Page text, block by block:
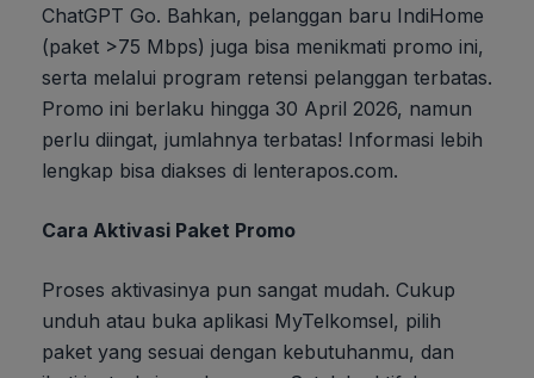
ChatGPT Go. Bahkan, pelanggan baru IndiHome
(paket >75 Mbps) juga bisa menikmati promo ini,
serta melalui program retensi pelanggan terbatas.
Promo ini berlaku hingga 30 April 2026, namun
perlu diingat, jumlahnya terbatas! Informasi lebih
lengkap bisa diakses di lenterapos.com.
Cara Aktivasi Paket Promo
Proses aktivasinya pun sangat mudah. Cukup
unduh atau buka aplikasi MyTelkomsel, pilih
paket yang sesuai dengan kebutuhanmu, dan